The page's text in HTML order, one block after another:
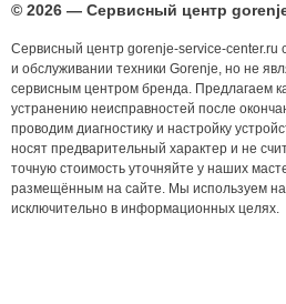
© 2026 — Сервисный центр
Сервисный центр gorenje-service-center.ru
и обслуживании техники Gorenje, но не
сервисным центром бренда. Предлагаем
устранению неисправностей после
проводим диагностику и настройку
носят предварительный характер и не
точную стоимость уточняйте у наших
размещённым на сайте. Мы используем
исключительно в информационных целях.